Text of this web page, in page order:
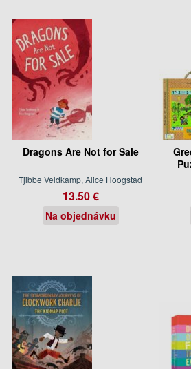
Dragons Are Not for Sale
Tjibbe Veldkamp, Alice Hoogstad
13.50 €
Na objednávku